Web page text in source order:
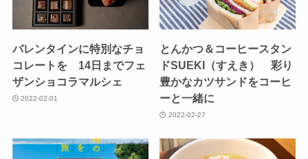
バレンタインに特別なチョ
コレートを 14日までフェ
ザンショコラマルシェ
2022-02-01
とんかつ＆コーヒースタン
ドSUEKI（すえき） 彩り
豊かなカツサンドをコーヒ
ーと一緒に
2022-02-27